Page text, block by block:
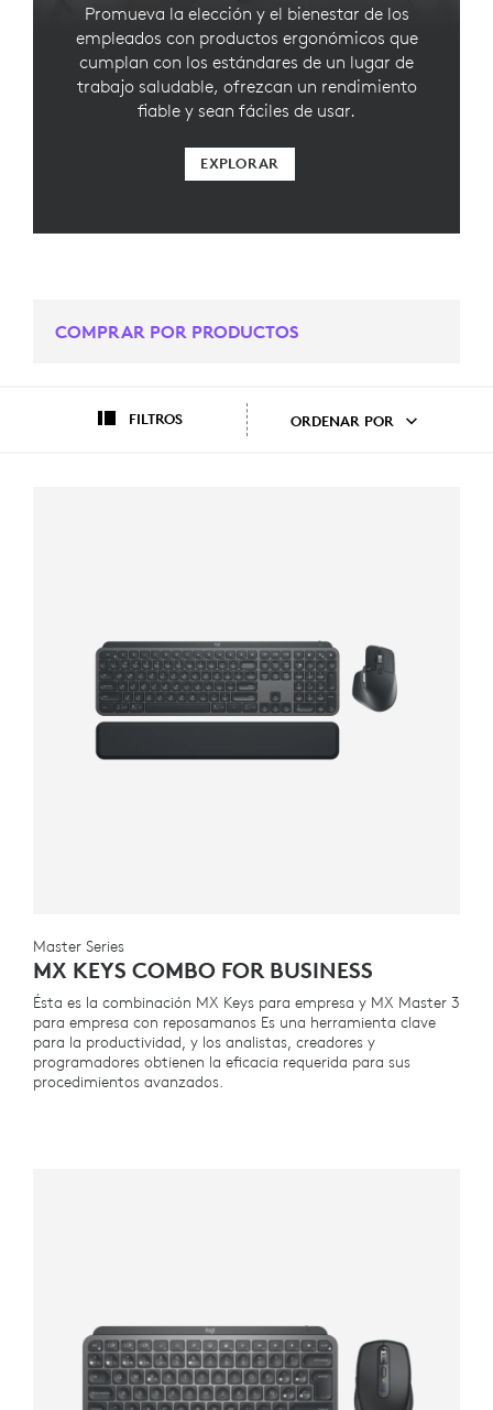
Promueva la elección y el bienestar de los
empleados con productos ergonómicos que
cumplan con los estándares de un lugar de
trabajo saludable, ofrezcan un rendimiento
fiable y sean fáciles de usar.
EXPLORAR
COMPRAR POR PRODUCTOS
FILTROS ORDENAR POR
Master Series
MX KEYS COMBO FOR BUSINESS
Ésta es la combinación MX Keys para empresa y MX Master 3
para empresa con reposamanos Es una herramienta clave
para la productividad, y los analistas, creadores y
programadores obtienen la eficacia requerida para sus
procedimientos avanzados.